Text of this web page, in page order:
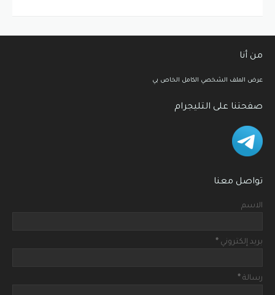
من أنا
عرض الملف الشخصي الكامل الخاص بي
صفحتنا على التليجرام
تواصل معنا
الاسم
بريد إلكتروني *
رسالة *